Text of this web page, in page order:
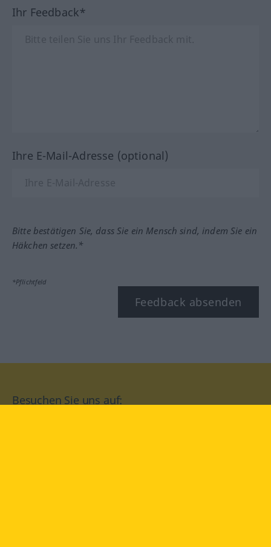
Ihr Feedback*
Ihre E-Mail-Adresse (optional)
Bitte bestätigen Sie, dass Sie ein Mensch sind, indem Sie ein
Häkchen setzen.*
*Pflichtfeld
Feedback absenden
Besuchen Sie uns auf: